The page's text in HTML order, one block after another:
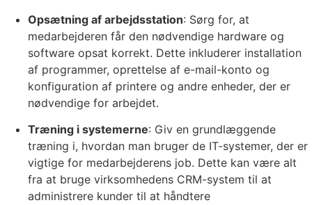
Opsætning af arbejdsstation: Sørg for, at
medarbejderen får den nødvendige hardware og
software opsat korrekt. Dette inkluderer installation
af programmer, oprettelse af e-mail-konto og
konfiguration af printere og andre enheder, der er
nødvendige for arbejdet.
Træning i systemerne: Giv en grundlæggende
træning i, hvordan man bruger de IT-systemer, der er
vigtige for medarbejderens job. Dette kan være alt
fra at bruge virksomhedens CRM-system til at
administrere kunder til at håndtere